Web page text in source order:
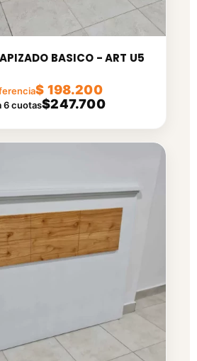
BASICO - ART U5
$ 198.200
6 cuotas$247.700